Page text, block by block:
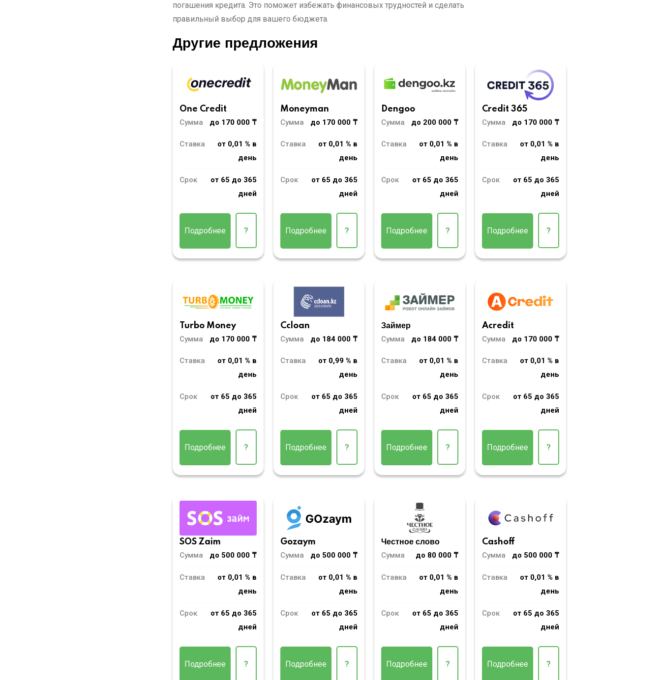
погашения кредита. Это поможет избежать финансовых трудностей и сделать
правильный выбор для вашего бюджета.
Другие предложения
One Credit
Сумма
до 170 000 ₸
Ставка
от 0,01 % в
день
Срок
от 65 до 365
дней
Подробнее ?
Moneyman
Сумма
до 170 000 ₸
Ставка
от 0,01 % в
день
Срок
от 65 до 365
дней
Подробнее ?
Dengoo
Сумма
до 200 000 ₸
Ставка
от 0,01 % в
день
Срок
от 65 до 365
дней
Подробнее ?
Credit 365
Сумма
до 170 000 ₸
Ставка
от 0,01 % в
день
Срок
от 65 до 365
дней
Подробнее ?
Turbo Money
Сумма
до 170 000 ₸
Ставка
от 0,01 % в
день
Срок
от 65 до 365
дней
Подробнее ?
Ccloan
Сумма
до 184 000 ₸
Ставка
от 0,99 % в
день
Срок
от 65 до 365
дней
Подробнее ?
Займер
Сумма
до 184 000 ₸
Ставка
от 0,01 % в
день
Срок
от 65 до 365
дней
Подробнее ?
Acredit
Сумма
до 170 000 ₸
Ставка
от 0,01 % в
день
Срок
от 65 до 365
дней
Подробнее ?
SOS Zaim
Сумма
до 500 000 ₸
Ставка
от 0,01 % в
день
Срок
от 65 до 365
дней
Подробнее ?
Gozaym
Сумма
до 500 000 ₸
Ставка
от 0,01 % в
день
Срок
от 65 до 365
дней
Подробнее ?
Честное слово
Сумма
до 80 000 ₸
Ставка
от 0,01 % в
день
Срок
от 65 до 365
дней
Подробнее ?
Cashoff
Сумма
до 500 000 ₸
Ставка
от 0,01 % в
день
Срок
от 65 до 365
дней
Подробнее ?